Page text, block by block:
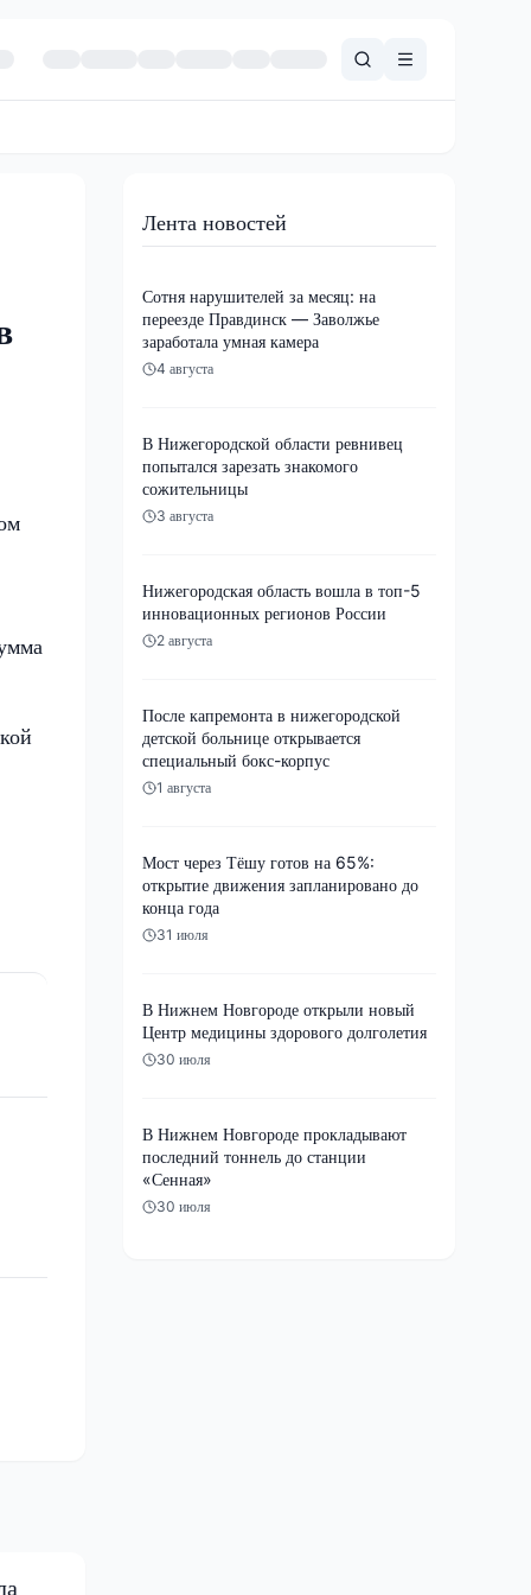
Лента новостей
Сотня нарушителей за месяц: на
переезде Правдинск — Заволжье
заработала умная камера
4 августа
В Нижегородской области ревнивец
попытался зарезать знакомого
сожительницы
3 августа
Нижегородская область вошла в топ-5
инновационных регионов России
2 августа
После капремонта в нижегородской
детской больнице открывается
специальный бокс-корпус
1 августа
Мост через Тёшу готов на 65%:
открытие движения запланировано до
конца года
31 июля
В Нижнем Новгороде открыли новый
Центр медицины здорового долголетия
30 июля
В Нижнем Новгороде прокладывают
последний тоннель до станции
«Сенная»
30 июля